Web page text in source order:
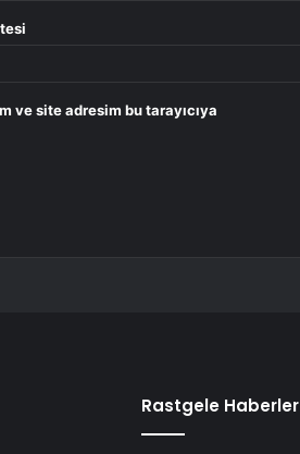
ve site adresim bu tarayıcıya
Rastgele Haberler